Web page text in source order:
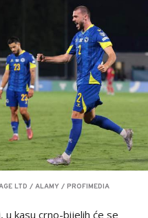
LTD / ALAMY / PROFIMEDIA
kasu crno-bijelih će se